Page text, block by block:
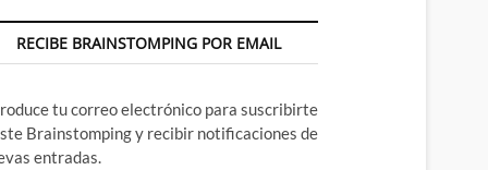
RECIBE BRAINSTOMPING POR EMAIL
tu correo electrónico para suscribirte
Brainstomping y recibir notificaciones de
entradas.